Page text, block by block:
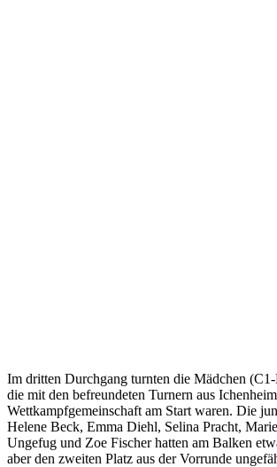
Im dritten Durchgang turnten die Mädchen
die mit den befreundeten Turnern aus
Wettkampfgemeinschaft am Start waren. Die
Helene Beck, Emma Diehl, Selina Pracht,
Ungefug und Zoe Fischer hatten am Balken
aber den zweiten Platz aus der Vorrunde